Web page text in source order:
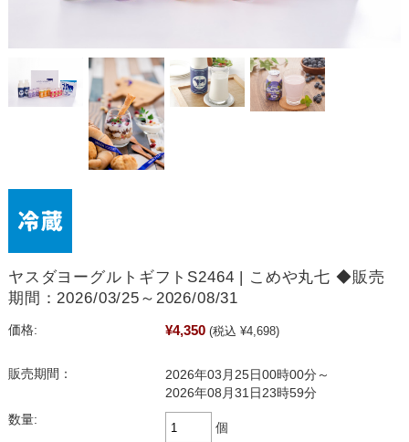
ヤスダヨーグルトギフトS2464 | こめや丸七 ◆販売
期間：2026/03/25～2026/08/31
価格: ¥4,350 (税込 ¥4,698)
販売期間：
2026年03月25日00時00分～
2026年08月31日23時59分
数量:
個